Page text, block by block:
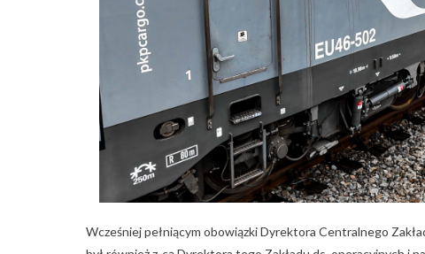
Wcześniej pełniącym obowiązki Dyrektora Centralnego